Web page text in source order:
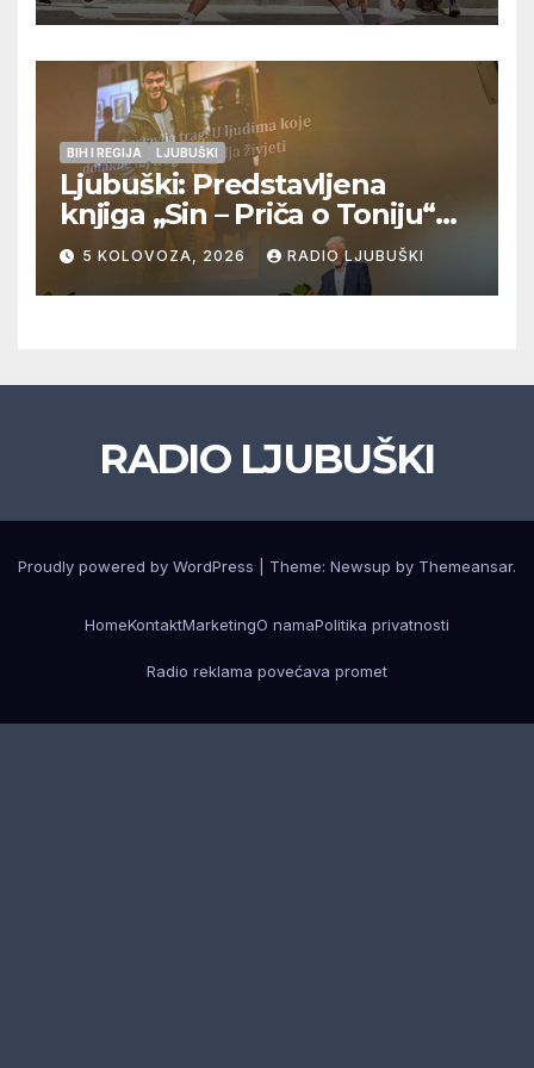
doigravanju, Grljevići završili
natjecanje
BIH I REGIJA LJUBUŠKI
Ljubuški: Predstavljena
knjiga „Sin – Priča o Toniju“
dr. sc. Zdenka Hercega
5 KOLOVOZA, 2026 RADIO LJUBUŠKI
RADIO LJUBUŠKI
Proudly powered by WordPress Theme: Newsup by Themeansar.
HomeKontaktMarketingO namaPolitika privatnosti
Radio reklama povećava promet